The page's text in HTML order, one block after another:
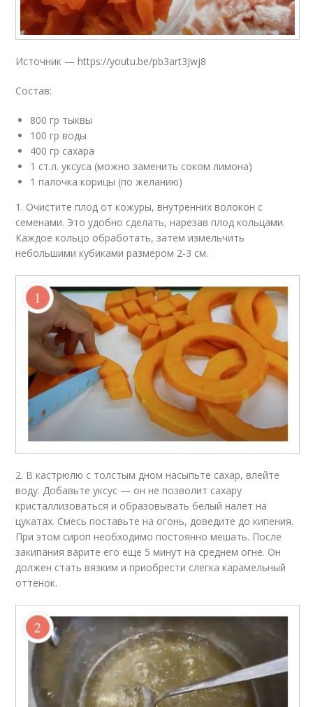
Источник — https://youtu.be/pb3art3Jwj8
Состав:
800 гр тыквы
100 гр воды
400 гр сахара
1 ст.л. уксуса (можно заменить соком лимона)
1 палочка корицы (по желанию)
1. Очистите плод от кожуры, внутренних волокон с
семенами. Это удобно сделать, нарезав плод кольцами.
Каждое кольцо обработать, затем измельчить
небольшими кубиками размером 2-3 см.
2. В кастрюлю с толстым дном насыпьте сахар, влейте
воду. Добавьте уксус — он не позволит сахару
кристаллизоваться и образовывать белый налет на
цукатах. Смесь поставьте на огонь, доведите до кипения.
При этом сироп необходимо постоянно мешать. После
закипания варите его еще 5 минут на среднем огне. Он
должен стать вязким и приобрести слегка карамельный
оттенок.